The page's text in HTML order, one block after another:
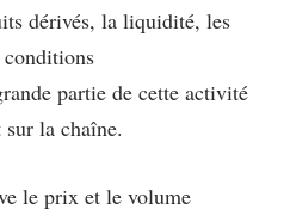
dérivés, la liquidité, les
partie de cette activité
sur la chaîne.
le prix et le volume